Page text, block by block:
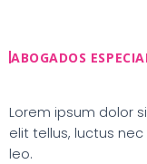
contenido
ABOGADOS
Lorem ipsum dolor
elit tellus, luctus
leo.